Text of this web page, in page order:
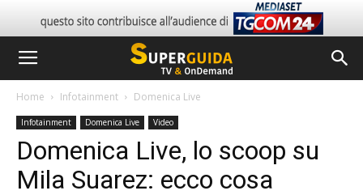
Home Infotainment Domenica Live
Infotainment Domenica Live Video
Domenica Live, lo scoop su
Mila Suarez: ecco cosa